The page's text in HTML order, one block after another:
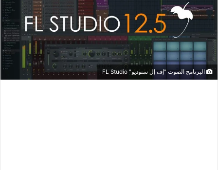
البرنامج الصوت "إف إل ستوديو" FL Studio